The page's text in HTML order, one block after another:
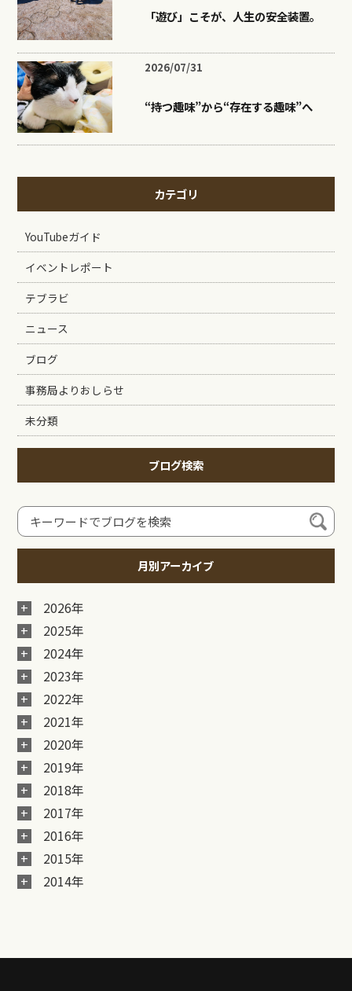
「遊び」こそが、人生の安全装置。
2026/07/31
“持つ趣味”から“存在する趣味”へ
カテゴリ
YouTubeガイド
イベントレポート
テブラビ
ニュース
ブログ
事務局よりおしらせ
未分類
ブログ検索
月別アーカイブ
2026年
2025年
2024年
2023年
2022年
2021年
2020年
2019年
2018年
2017年
2016年
2015年
2014年